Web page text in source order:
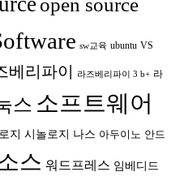
open source
sw교육 ubuntu VS
베리파이 라즈베리파이 3 b+ 라
스 소프트웨어
지 시놀로지 나스 아두이노 안드
스 워드프레스 임베디드